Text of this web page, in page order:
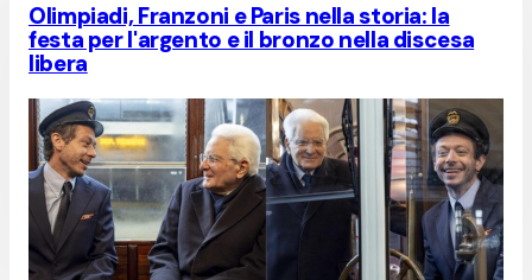
Olimpiadi, Franzoni e Paris nella storia: la
festa per l'argento e il bronzo nella discesa
libera